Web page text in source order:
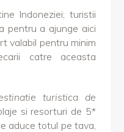
Indoneziei; turistii
pentru a ajunge aici
valabil pentru minim
catre aceasta
turistica de
si resorturi de 5*
aduce totul pe tava,